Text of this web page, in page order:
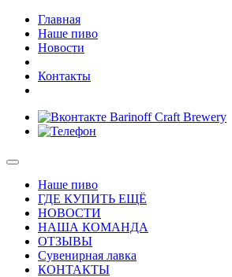
Главная
Наше пиво
Новости
Контакты
Наше пиво
ГДЕ КУПИТЬ ЕЩЁ
НОВОСТИ
НАША КОМАНДА
ОТЗЫВЫ
Сувенирная лавка
КОНТАКТЫ